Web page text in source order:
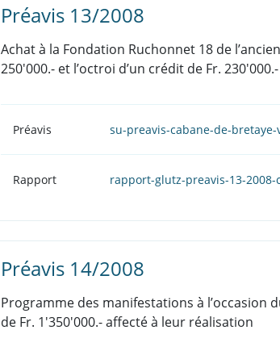
Préavis 13/2008
Achat à la Fondation Ruchonnet 18 de
250'000.- et l’octroi d’un crédit de Fr.
Préavis su-preavis-cabane-de-
Rapport rapport-glutz-preavis-13-
Préavis 14/2008
Programme des manifestations à
de Fr. 1'350'000.- affecté à leur réalisation